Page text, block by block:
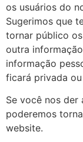
os usuários do
Sugerimos que
tornar público
outra
informação
ficará privada
Se você nos der
poderemos
website.